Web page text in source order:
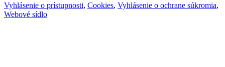
Vyhlásenie o prístupnosti, Cookies, Vyhlásenie o ochrane súkromia,
Webové sídlo